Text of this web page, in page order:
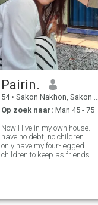
Pairin.
54 • Sakon Nakhon, Sakon Nakhon, Thailand
Op zoek naar: Man 45 - 75
Now I live in my own house. I
have no debt, no children. I
only have my four-legged
children to keep as friends.
I'm a very precise masse